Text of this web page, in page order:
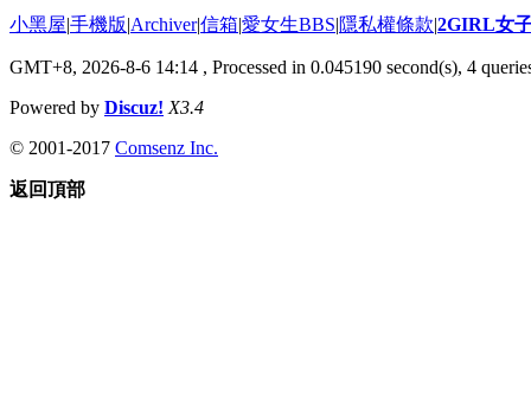
小黑屋|手機版|Archiver|信箱|愛女生BBS|隱私權條款|2GIRL女
GMT+8, 2026-8-6 14:14 , Processed in 0.045190 second(s), 4
Powered by Discuz! X3.4
© 2001-2017 Comsenz Inc.
返回頂部